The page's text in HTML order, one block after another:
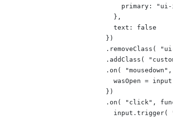
primary:
            },
            text: false
          })
.removeClass(
.addClass(
.on(
wasOpen =
          })
.on( "click",
input.trigger(